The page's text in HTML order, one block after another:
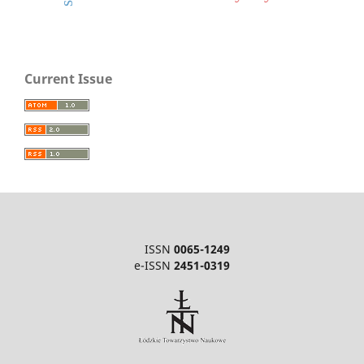
Current Issue
ISSN 0065-1249
e-ISSN 2451-0319